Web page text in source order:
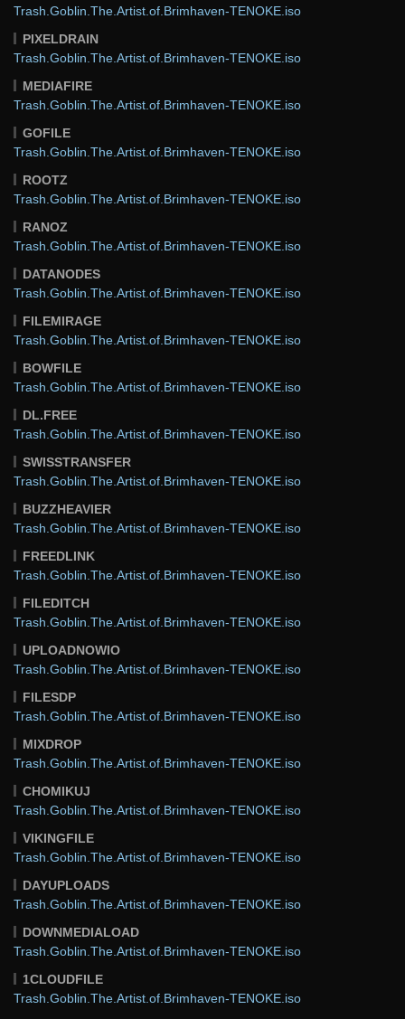
Trash.Goblin.The.Artist.of.Brimhaven-TENOKE.iso
PIXELDRAIN
Trash.Goblin.The.Artist.of.Brimhaven-TENOKE.iso
MEDIAFIRE
Trash.Goblin.The.Artist.of.Brimhaven-TENOKE.iso
GOFILE
Trash.Goblin.The.Artist.of.Brimhaven-TENOKE.iso
ROOTZ
Trash.Goblin.The.Artist.of.Brimhaven-TENOKE.iso
RANOZ
Trash.Goblin.The.Artist.of.Brimhaven-TENOKE.iso
DATANODES
Trash.Goblin.The.Artist.of.Brimhaven-TENOKE.iso
FILEMIRAGE
Trash.Goblin.The.Artist.of.Brimhaven-TENOKE.iso
BOWFILE
Trash.Goblin.The.Artist.of.Brimhaven-TENOKE.iso
DL.FREE
Trash.Goblin.The.Artist.of.Brimhaven-TENOKE.iso
SWISSTRANSFER
Trash.Goblin.The.Artist.of.Brimhaven-TENOKE.iso
BUZZHEAVIER
Trash.Goblin.The.Artist.of.Brimhaven-TENOKE.iso
FREEDLINK
Trash.Goblin.The.Artist.of.Brimhaven-TENOKE.iso
FILEDITCH
Trash.Goblin.The.Artist.of.Brimhaven-TENOKE.iso
UPLOADNOWIO
Trash.Goblin.The.Artist.of.Brimhaven-TENOKE.iso
FILESDP
Trash.Goblin.The.Artist.of.Brimhaven-TENOKE.iso
MIXDROP
Trash.Goblin.The.Artist.of.Brimhaven-TENOKE.iso
CHOMIKUJ
Trash.Goblin.The.Artist.of.Brimhaven-TENOKE.iso
VIKINGFILE
Trash.Goblin.The.Artist.of.Brimhaven-TENOKE.iso
DAYUPLOADS
Trash.Goblin.The.Artist.of.Brimhaven-TENOKE.iso
DOWNMEDIALOAD
Trash.Goblin.The.Artist.of.Brimhaven-TENOKE.iso
1CLOUDFILE
Trash.Goblin.The.Artist.of.Brimhaven-TENOKE.iso